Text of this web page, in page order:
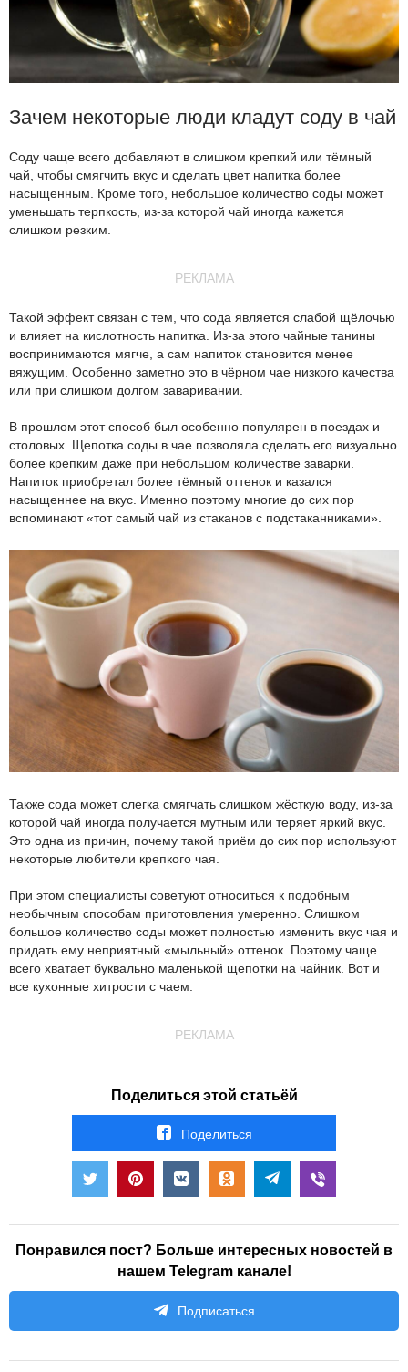
Зачем некоторые люди кладут соду в чай
Соду чаще всего добавляют в слишком крепкий или тёмный
чай, чтобы смягчить вкус и сделать цвет напитка более
насыщенным. Кроме того, небольшое количество соды может
уменьшать терпкость, из-за которой чай иногда кажется
слишком резким.
РЕКЛАМА
Такой эффект связан с тем, что сода является слабой щёлочью
и влияет на кислотность напитка. Из-за этого чайные танины
воспринимаются мягче, а сам напиток становится менее
вяжущим. Особенно заметно это в чёрном чае низкого качества
или при слишком долгом заваривании.
В прошлом этот способ был особенно популярен в поездах и
столовых. Щепотка соды в чае позволяла сделать его визуально
более крепким даже при небольшом количестве заварки.
Напиток приобретал более тёмный оттенок и казался
насыщеннее на вкус. Именно поэтому многие до сих пор
вспоминают «тот самый чай из стаканов с подстаканниками».
Также сода может слегка смягчать слишком жёсткую воду, из-за
которой чай иногда получается мутным или теряет яркий вкус.
Это одна из причин, почему такой приём до сих пор используют
некоторые любители крепкого чая.
При этом специалисты советуют относиться к подобным
необычным способам приготовления умеренно. Слишком
большое количество соды может полностью изменить вкус чая и
придать ему неприятный «мыльный» оттенок. Поэтому чаще
всего хватает буквально маленькой щепотки на чайник. Вот и
все кухонные хитрости с чаем.
РЕКЛАМА
Поделиться этой статьёй
Поделиться
Понравился пост? Больше интересных новостей в
нашем Telegram канале!
Подписаться